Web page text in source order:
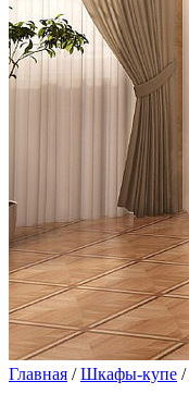
Главная /Шкафы-купе /